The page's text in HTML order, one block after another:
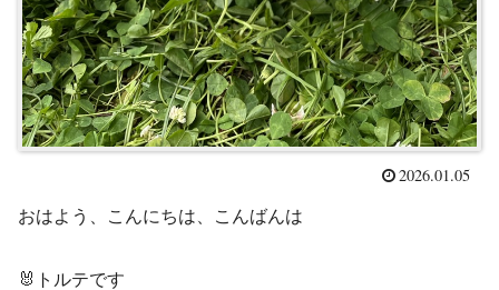
2026.01.05
おはよう、こんにちは、こんばんは
🐰トルテです